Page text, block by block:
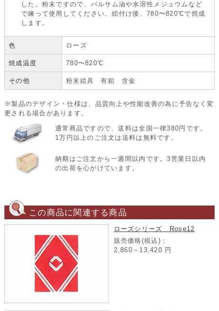
した。粉末ですので、バルサム油や水溶性メジュウムなど
で練って使用してください。絵付け後、780〜820℃で焼成
します。
色 ローズ
焼成温度 780〜820℃
その他 粉末絵具 有鉛 含金
※製品のデザイン・仕様は、品質向上や性能改善の為に予告なく変
更される場合があります。
通常商品ですので、送料は全国一律380円です。
1万円以上のご注文は送料は無料です。
納期はご注文から一週間以内です。3営業日以内
の出荷を心がけています。
この商品に関連する商品
ローズシリーズ Rose12
販売価格(税込)：
2,860～13,420 円